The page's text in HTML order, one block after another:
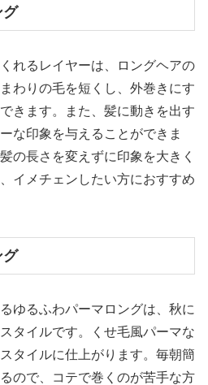
グ
れるレイヤーは、ロングヘアの
わりの毛を短くし、外巻きにす
きます。また、髪に動きを出す
な印象を与えることができま
の長さを変えずに印象を大きく
イメチェンしたい方におすすめ
グ
ゆるふわパーマロングは、秋に
タイルです。くせ毛風パーマな
タイルに仕上がります。毎朝簡
ので、コテで巻くのが苦手な方